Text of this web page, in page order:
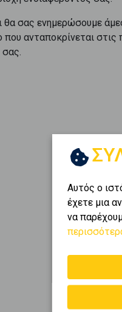
θα σας ενημερώσουμε
που ανταποκρίνεται στις
σας.
Αυτός ο
έχετε μια
να